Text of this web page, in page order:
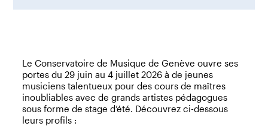
Le Conservatoire de Musique de Genève ouvre ses
portes du 29 juin au 4 juillet 2026 à de jeunes
musiciens talentueux pour des cours de maîtres
inoubliables avec de grands artistes pédagogues
sous forme de stage d’été. Découvrez ci-dessous
leurs profils :